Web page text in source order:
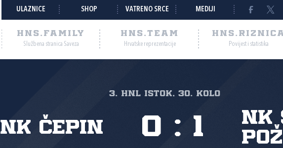
ULAZNICE SHOP VATRENO SRCE MEDIJI
HNS.FAMILY
Službena stranica Saveza
HNS.TEAM
Hrvatske reprezentacije Povijest i statistika
3. HNL Istok, 30. kolo
NK Čepin 0 : 1